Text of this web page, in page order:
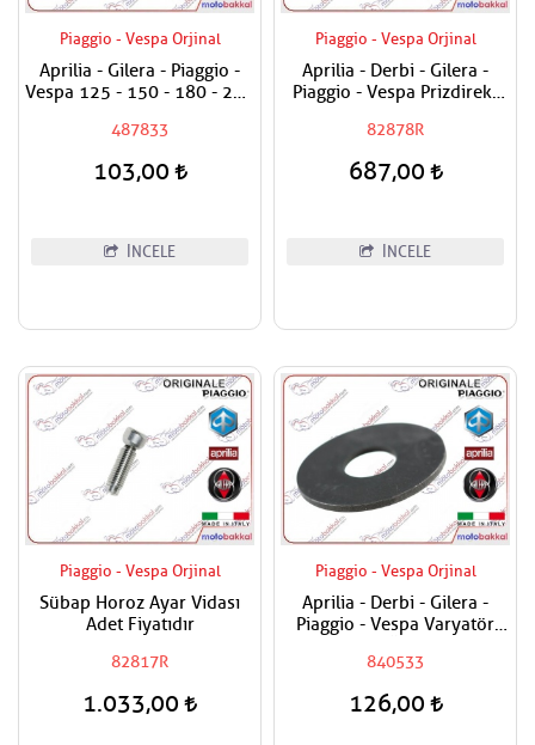
Piaggio - Vespa Orjinal
Aprilia - Gilera - Piaggio -
Vespa 125 - 150 - 180 - 200
Ağırlık Plastiği
487833
103,00
İNCELE
Piaggio - Vespa Orjinal
Aprilia - Derbi - Gilera -
Piaggio - Vespa Prizdirekt
82878R
687,00
İNCELE
Piaggio - Vespa Orjinal
Sübap Horoz Ayar Vidası
Adet Fiyatıdır
82817R
1.033,00
Piaggio - Vespa Orjinal
Aprilia - Derbi - Gilera -
Piaggio - Vespa Varyatör
840533
126,00